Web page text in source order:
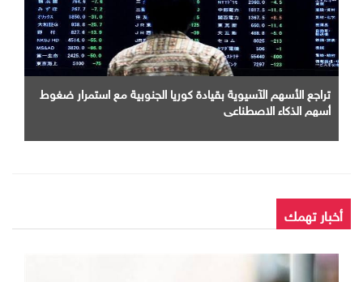
تراجع الأسهم الآسيوية بقيادة كوريا الجنوبية مع استمرار ضغوط
أسهم الذكاء الاصطناعى
أخبار تهمك